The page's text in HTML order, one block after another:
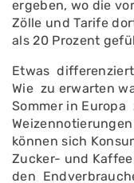
ergeben, wo die
Zölle und Tarife
als 20 Prozent
Etwas
Wie zu erwarten
Sommer in Europa
können sich
Zucker- und
den